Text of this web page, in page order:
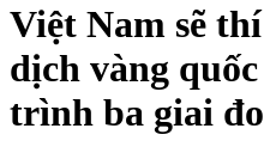
Việt Nam sẽ
dịch vàng
trình ba giai